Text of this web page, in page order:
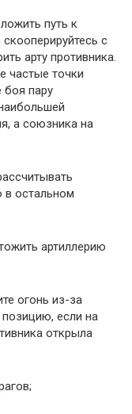
путь к
с
арту противника.
частые точки
боя пару
а союзника на
в остальном
артиллерию
огонь из-за
если на
открыла